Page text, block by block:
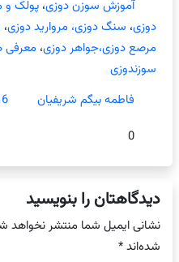
آموزش سوزن دوزی،پولک و
دوزی، سنگ دوزی، مروارید دوزی،
مرصع دوزی،جواهر دوزی،معرفی
سوزندوزی
فاطمه بیگم شریفیان
16
0
دیدگاهتان را بنویسید
نشانی ایمیل شما منتشر نخواهد
شده‌اند*